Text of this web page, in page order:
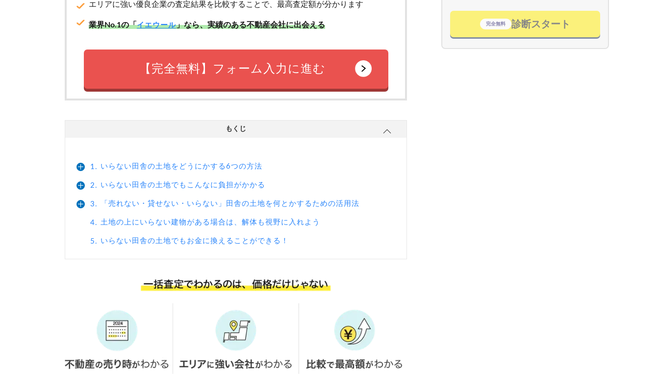
エリアに強い優良企業の査定結果を比較することで、最高査定額が分かります
業界No.1の「イエウール」なら、実績のある不動産会社に出会える
【完全無料】フォーム入力に進む
もくじ
1. いらない田舎の土地をどうにかする6つの方法
2. いらない田舎の土地でもこんなに負担がかかる
3. 「売れない・貸せない・いらない」田舎の土地を何とかするための活用法
4. 土地の上にいらない建物がある場合は、解体も視野に入れよう
5. いらない田舎の土地でもお金に換えることができる！
完全無料 診断スタート